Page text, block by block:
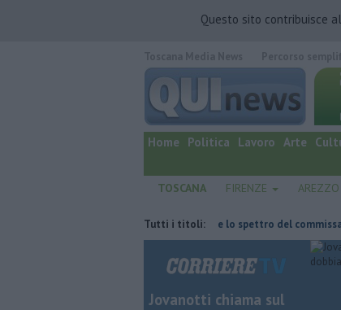
Questo sito contribuisce
quotidiano online.
Home Politica Lavoro Arte
TOSCANA FIRENZE AREZZO
Tutti i titoli:
Retiambiente, il dopo Fortini e lo spettro del
Jovanotti chiama sul